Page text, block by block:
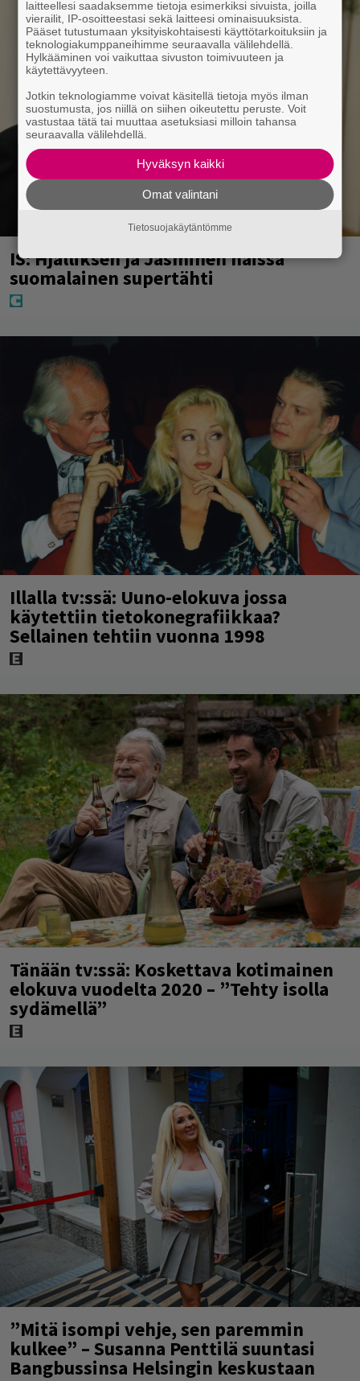
IS: Hjalliksen ja Jasminen häissä
suomalainen supertähti
Illalla tv:ssä: Uuno-elokuva jossa
käytettiin tietokonegrafiikkaa?
Sellainen tehtiin vuonna 1998
Tänään tv:ssä: Koskettava kotimainen
elokuva vuodelta 2020 – ”Tehty isolla
sydämellä”
”Mitä isompi vehje, sen paremmin
kulkee” – Susanna Penttilä suuntasi
Bangbussinsa Helsingin keskustaan
laitteellesi saadaksemme tietoja esimerkiksi sivuista, joilla
vierailit, IP-osoitteestasi sekä laitteesi ominaisuuksista.
Pääset tutustumaan yksityiskohtaisesti käyttötarkoituksiin ja
teknologiakumppaneihimme seuraavalla välilehdellä.
Hylkääminen voi vaikuttaa sivuston toimivuuteen ja
käytettävyyteen.
Jotkin teknologiamme voivat käsitellä tietoja myös ilman
suostumusta, jos niillä on siihen oikeutettu peruste. Voit
vastustaa tätä tai muuttaa asetuksiasi milloin tahansa
seuraavalla välilehdellä.
Hyväksyn kaikki
Omat valintani
Tietosuojakäytäntömme